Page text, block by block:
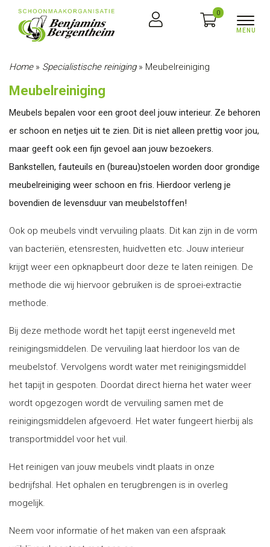
0
Home» Specialistische reiniging» Meubelreiniging
Meubelreiniging
Meubels bepalen voor een groot deel jouw interieur. Ze behoren
er schoon en netjes uit te zien. Dit is niet alleen prettig voor jou,
maar geeft ook een fijn gevoel aan jouw bezoekers.
Bankstellen, fauteuils en (bureau)stoelen worden door grondige
meubelreiniging weer schoon en fris. Hierdoor verleng je
bovendien de levensduur van meubelstoffen!
Ook op meubels vindt vervuiling plaats. Dit kan zijn in de vorm
van bacteriën, etensresten, huidvetten etc. Jouw interieur
krijgt weer een opknapbeurt door deze te laten reinigen. De
methode die wij hiervoor gebruiken is de sproei-extractie
methode.
Bij deze methode wordt het tapijt eerst ingeneveld met
reinigingsmiddelen. De vervuiling laat hierdoor los van de
meubelstof. Vervolgens wordt water met reinigingsmiddel
het tapijt in gespoten. Doordat direct hierna het water weer
wordt opgezogen wordt de vervuiling samen met de
reinigingsmiddelen afgevoerd. Het water fungeert hierbij als
transportmiddel voor het vuil.
Het reinigen van jouw meubels vindt plaats in onze
bedrijfshal. Het ophalen en terugbrengen is in overleg
mogelijk.
Neem voor informatie of het maken van een afspraak